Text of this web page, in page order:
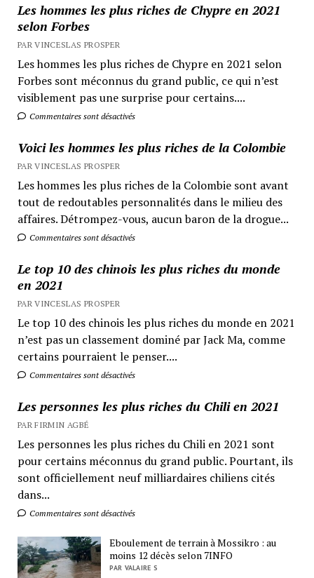
Les hommes les plus riches de Chypre en 2021
selon Forbes
PAR VINCESLAS PROSPER
Les hommes les plus riches de Chypre en 2021 selon
Forbes sont méconnus du grand public, ce qui n’est
visiblement pas une surprise pour certains....
Commentaires sont désactivés
Voici les hommes les plus riches de la Colombie
PAR VINCESLAS PROSPER
Les hommes les plus riches de la Colombie sont avant
tout de redoutables personnalités dans le milieu des
affaires. Détrompez-vous, aucun baron de la drogue...
Commentaires sont désactivés
Le top 10 des chinois les plus riches du monde
en 2021
PAR VINCESLAS PROSPER
Le top 10 des chinois les plus riches du monde en 2021
n’est pas un classement dominé par Jack Ma, comme
certains pourraient le penser....
Commentaires sont désactivés
Les personnes les plus riches du Chili en 2021
PAR FIRMIN AGBÉ
Les personnes les plus riches du Chili en 2021 sont
pour certains méconnus du grand public. Pourtant, ils
sont officiellement neuf milliardaires chiliens cités
dans...
Commentaires sont désactivés
Eboulement de terrain à Mossikro : au
moins 12 décès selon 7INFO
PAR VALAIRE S